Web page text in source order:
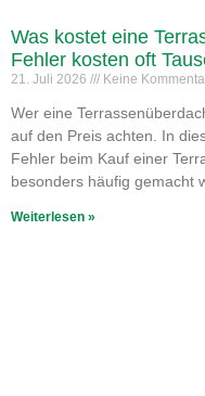
Was kostet eine
Fehler kosten oft
21. Juli 2026 Keine
Wer eine
auf den Preis achten. In
Fehler beim Kauf einer
besonders häufig gemacht
Weiterlesen »